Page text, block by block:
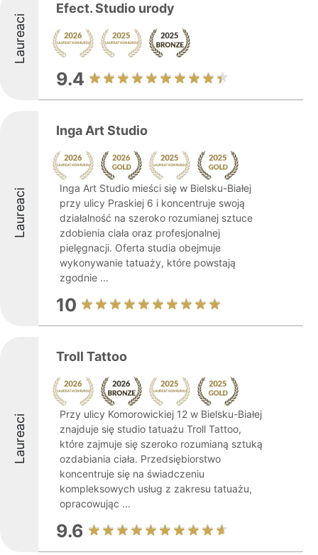
Laureaci
Efect. Studio urody
9.4
Laureaci
Inga Art Studio
Inga Art Studio mieści się w Bielsku-Białej
przy ulicy Praskiej 6 i koncentruje swoją
działalność na szeroko rozumianej sztuce
zdobienia ciała oraz profesjonalnej
pielęgnacji. Oferta studia obejmuje
wykonywanie tatuaży, które powstają
zgodnie ...
10
Laureaci
Troll Tattoo
Przy ulicy Komorowickiej 12 w Bielsku-Białej
znajduje się studio tatuażu Troll Tattoo,
które zajmuje się szeroko rozumianą sztuką
ozdabiania ciała. Przedsiębiorstwo
koncentruje się na świadczeniu
kompleksowych usług z zakresu tatuażu,
opracowując ...
9.6